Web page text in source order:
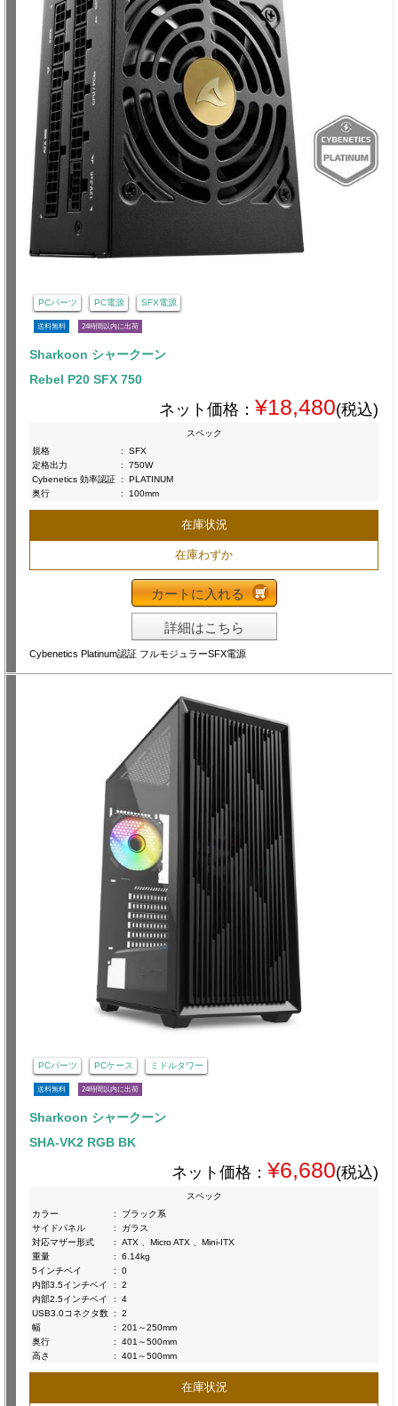
PCパーツ PC電源 SFX電源
送料無料 24時間以内に出荷
Sharkoon シャークーン
Rebel P20 SFX 750
ネット価格： ¥18,480(税込)
スペック
規格
:
SFX
定格出力
:
750W
Cybenetics 効率認証 :
PLATINUM
奥行
: 100mm
在庫状況
在庫わずか
カートに入れる
詳細はこちら
Cybenetics Platinum認証 フルモジュラーSFX電源
PCパーツ PCケース ミドルタワー
送料無料 24時間以内に出荷
Sharkoon シャークーン
SHA-VK2 RGB BK
ネット価格： ¥6,680(税込)
スペック
カラー
:
ブラック系
サイドパネル
:
ガラス
対応マザー形式
:
ATX 、Micro ATX 、Mini-ITX
重量
:
6.14kg
5インチベイ
:
0
内部3.5インチベイ
:
2
内部2.5インチベイ
:
4
USB3.0コネクタ数 :
2
幅
:
201～250mm
奥行
:
401～500mm
高さ
: 401～500mm
在庫状況